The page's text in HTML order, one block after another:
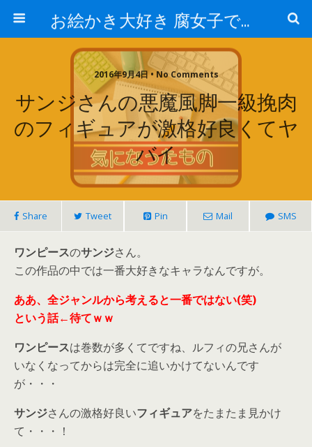
お絵かき大好き 腐女子でゲーマーのおかしな生活
2016年9月4日 • No Comments
サンジさんの悪魔風脚一級挽肉
のフィギュアが激格好良くてヤ
バイ
Share Tweet Pin Mail SMS
ワンピースのサンジさん。
この作品の中では一番大好きなキャラなんですが。
ああ、全ジャンルから考えると一番ではない(笑)
という話←待てｗｗ
ワンピースは巻数が多くてですね、ルフィの兄さんが
いなくなってからは完全に追いかけてないんです
が・・・
サンジさんの激格好良いフィギュアをたまたま見かけ
て・・・！